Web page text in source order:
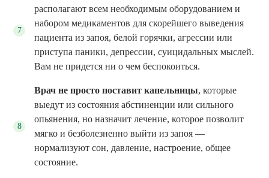
располагают всем необходимым оборудованием и
набором медикаментов для скорейшего выведения
пациента из запоя, белой горячки, агрессии или
приступа паники, депрессии, суицидальных мыслей.
Вам не придется ни о чем беспокоиться.
Врач не просто поставит капельницы, которые
выедут из состояния абстиненции или сильного
опьянения, но назначит лечение, которое позволит
мягко и безболезненно выйти из запоя —
нормализуют сон, давление, настроение, общее
состояние.